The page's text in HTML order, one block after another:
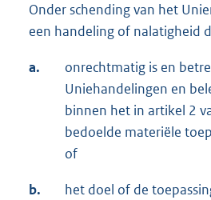
Onder schending van het
een handeling of nalatigheid
a.
onrechtmatig is en
Uniehandelingen en
binnen het in artikel 2
bedoelde materiële
of
b.
het doel of de